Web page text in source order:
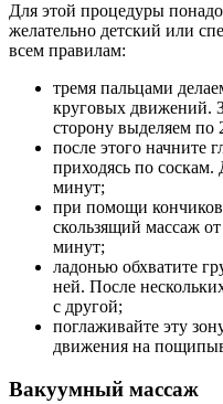
Для этой процедуры
желательно детский или
всем правилам:
тремя пальцами
круговых движений.
сторону выделяем по
после этого начните
приходясь по
минут;
при помощи
скользящий массаж
минут;
ладонью обхватите
ней. После
с другой;
поглаживайте эту
движения на
Вакуумный массаж